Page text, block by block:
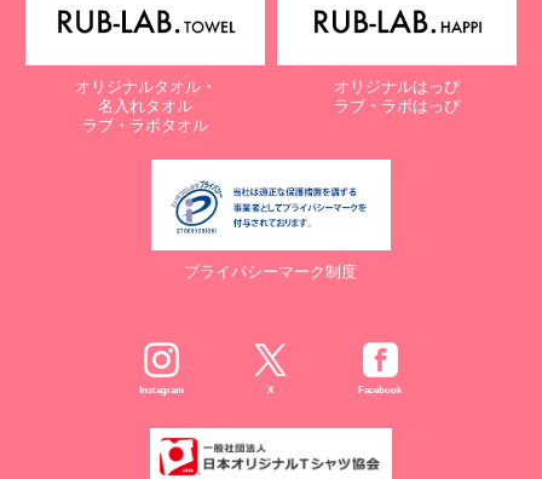
【認定個人情報保護団体の名称及び、苦情の解決の申出先】
一般財団法人日本情報経済社会推進協会
認定個人情報保護団体事務局
〒106-0032 東京都港区六本木一丁目9番9号 六本木ファースト
７. 個人情報の提供の任意性と提供されない場合に起こりうる影響
８. Cookie（クッキー）等の利用について
当社のウェブサイトでは、お客様に適したサービスや情報、広告等
を提供する目的のため、Cookie（クッキー）及びそれに類する技
オリジナルタオル・
名入れタオル
ラブ・ラボタオル
オリジナルはっぴ
ラブ・ラボはっぴ
プライバシーマーク制度
Instagram X Facebook